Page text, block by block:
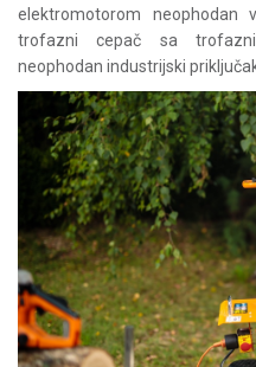
elektromotorom
trofazni cepač sa
neophodan industrijski